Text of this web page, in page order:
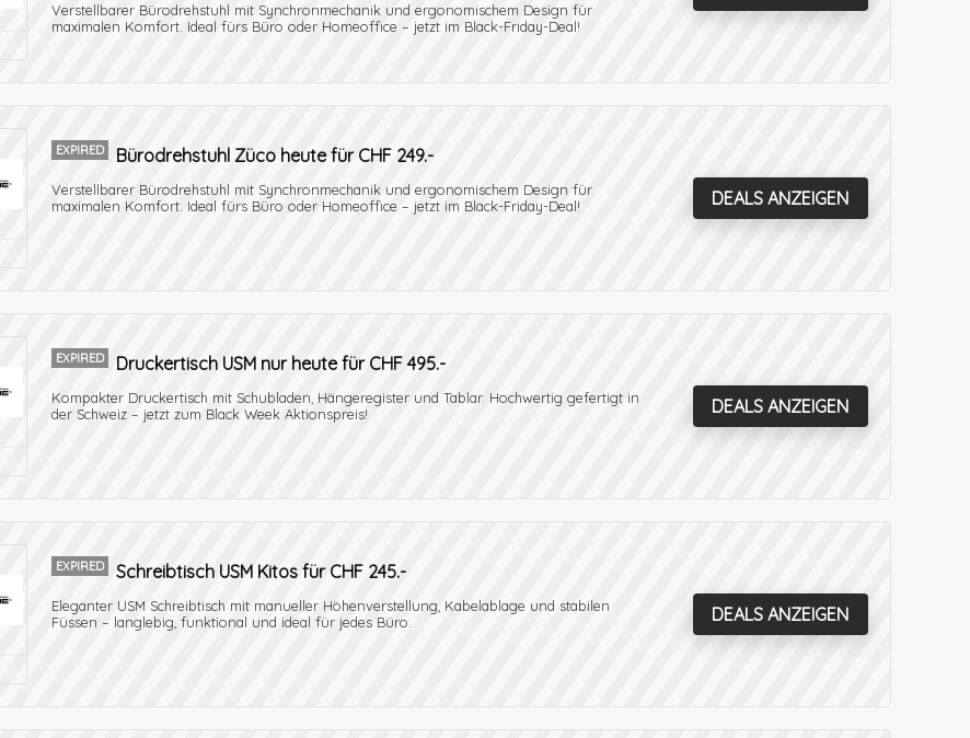
Verstellbarer Bürodrehstuhl mit Synchronmechanik und ergonomischem Design für
maximalen Komfort. Ideal fürs Büro oder Homeoffice – jetzt im Black-Friday-Deal!
EXPIRED Bürodrehstuhl Züco heute für CHF 249.-
Verstellbarer Bürodrehstuhl mit Synchronmechanik und ergonomischem Design für
maximalen Komfort. Ideal fürs Büro oder Homeoffice – jetzt im Black-Friday-Deal!
DEALS ANZEIGEN
EXPIRED Druckertisch USM nur heute für CHF 495.-
Kompakter Druckertisch mit Schubladen, Hängeregister und Tablar. Hochwertig gefertigt in
der Schweiz – jetzt zum Black Week Aktionspreis!
DEALS ANZEIGEN
EXPIRED Schreibtisch USM Kitos für CHF 245.-
Eleganter USM Schreibtisch mit manueller Höhenverstellung, Kabelablage und stabilen
Füssen – langlebig, funktional und ideal für jedes Büro.
DEALS ANZEIGEN